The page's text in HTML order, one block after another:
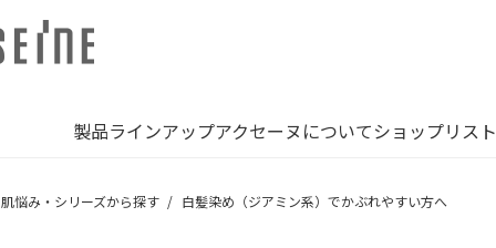
製品ラインアップアクセーヌについてショップリスト
肌悩み・シリーズから探す 白髪染め（ジアミン系）でかぶれやすい方へ